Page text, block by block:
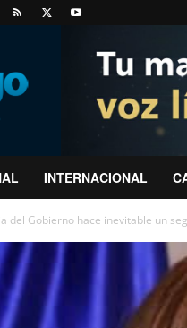
INTERNACIONAL
del Gobierno hace inevitable un